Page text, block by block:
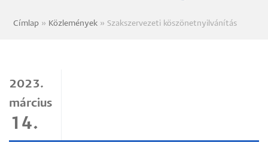
Morzsa
Címlap Közlemények Szakszervezeti köszönetnyilvánítás
2023.
március
14.